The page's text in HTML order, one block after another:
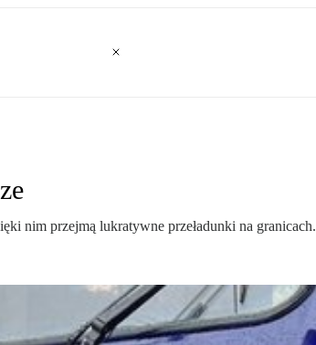
nim przejmą lukratywne przeładunki na granicach.